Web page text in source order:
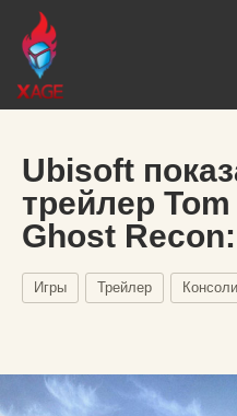
Ubisoft
трейлер
Ghost
Игры Трейлер Консоли